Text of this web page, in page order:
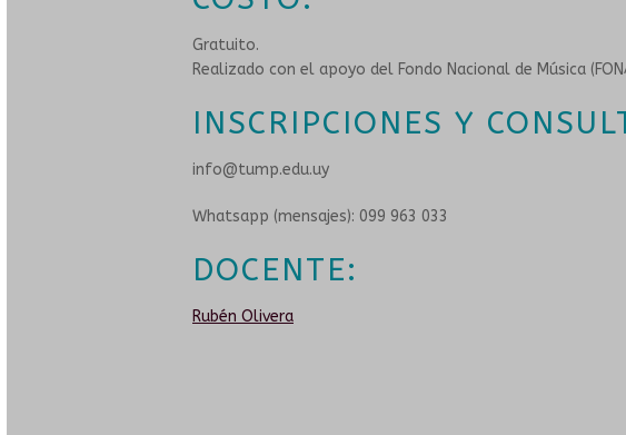
Gratuito.
Realizado con el apoyo del Fondo Nacional de Música
INSCRIPCIONES Y
info@tump.edu.uy
Whatsapp (mensajes): 099 963 033
DOCENTE:
Rubén Olivera